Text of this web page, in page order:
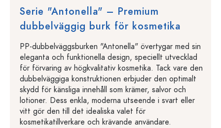
Serie "Antonella" – Premium
dubbelväggig burk för kosmetika
PP-dubbelväggsburken "Antonella" övertygar med sin
eleganta och funktionella design, speciellt utvecklad
för förvaring av högkvalitativ kosmetika. Tack vare den
dubbelväggiga konstruktionen erbjuder den optimalt
skydd för känsliga innehåll som krämer, salvor och
lotioner. Dess enkla, moderna utseende i svart eller
vitt gör den till det idealiska valet för
kosmetikatillverkare och krävande användare.